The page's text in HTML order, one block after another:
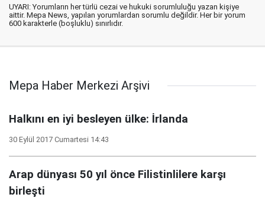
UYARI: Yorumların her türlü cezai ve hukuki sorumluluğu yazan kişiye
aittir. Mepa News, yapılan yorumlardan sorumlu değildir. Her bir yorum
600 karakterle (boşluklu) sınırlıdır.
Mepa Haber Merkezi Arşivi
Halkını en iyi besleyen ülke: İrlanda
30 Eylül 2017 Cumartesi 14:43
Arap dünyası 50 yıl önce Filistinlilere karşı
birleşti